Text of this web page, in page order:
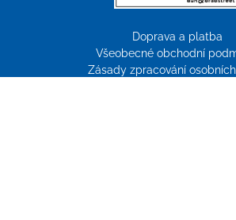
Doprava a platba
Všeobecné obchodní
Zásady zpracování